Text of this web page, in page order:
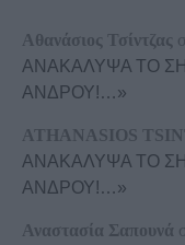
Αθανάσιος Τσίντζας
ΑΝΑΚΑΛΥΨΑ ΤΟ
ΑΝΔΡΟΥ!…»
ATHANASIOS
ΑΝΑΚΑΛΥΨΑ ΤΟ
ΑΝΔΡΟΥ!…»
Αναστασία Σαπουνά